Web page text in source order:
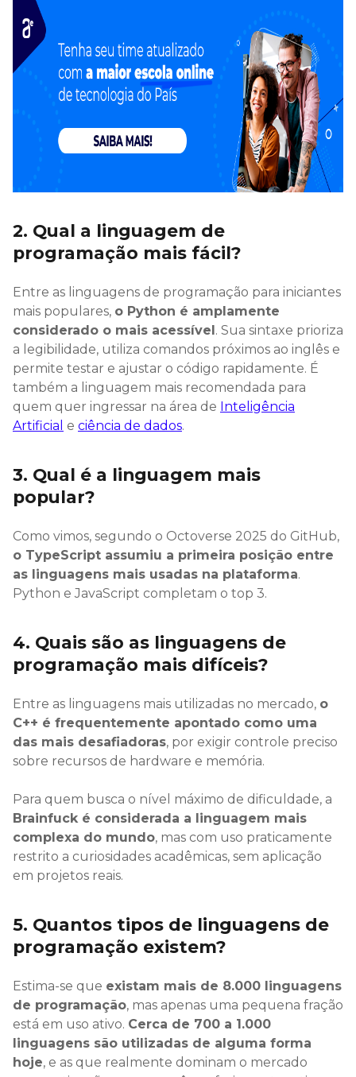
2. Qual a linguagem de
programação mais fácil?
Entre as linguagens de programação para iniciantes
mais populares, o Python é amplamente
considerado o mais acessível . Sua sintaxe prioriza
a legibilidade, utiliza comandos próximos ao inglês e
permite testar e ajustar o código rapidamente. É
também a linguagem mais recomendada para
quem quer ingressar na área de Inteligência
Artificial e ciência de dados.
3. Qual é a linguagem mais
popular?
Como vimos, segundo o Octoverse 2025 do GitHub,
o TypeScript assumiu a primeira posição entre
as linguagens mais usadas na plataforma.
Python e JavaScript completam o top 3.
4. Quais são as linguagens de
programação mais difíceis?
Entre as linguagens mais utilizadas no mercado, o
C++ é frequentemente apontado como uma
das mais desafiadoras, por exigir controle preciso
sobre recursos de hardware e memória.
Para quem busca o nível máximo de dificuldade, a
Brainfuck é considerada a linguagem mais
complexa do mundo, mas com uso praticamente
restrito a curiosidades acadêmicas, sem aplicação
em projetos reais.
5. Quantos tipos de linguagens de
programação existem?
Estima-se que existam mais de 8.000 linguagens
de programação, mas apenas uma pequena fração
está em uso ativo. Cerca de 700 a 1.000
linguagens são utilizadas de alguma forma
hoje, e as que realmente dominam o mercado